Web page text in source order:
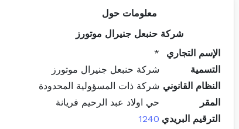
معلومات حول
شركة حنبعل جنيرال موتورز
الإسم التجاري
*
التسمية
شركة حنبعل جنيرال موتورز
النظام القانوني شركة ذات المسؤولية المحدودة
المقر
حي اولاد عبد الرحيم فريانة
الترقيم البريدي 1240